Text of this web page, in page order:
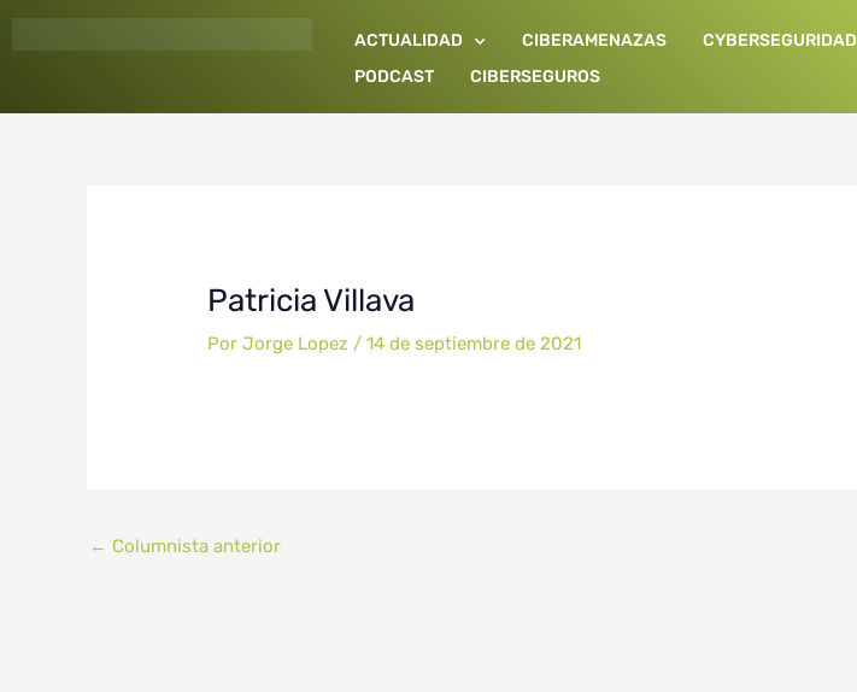
ACTUALIDAD CIBERAMENAZAS CYBERSEGURIDAD
PODCAST
CIBERSEGUROS
Patricia Villava
PorJorge Lopez /14 de septiembre de 2021
← Columnista anterior